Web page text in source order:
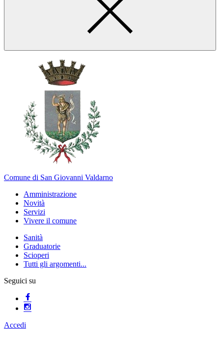
Comune di San Giovanni Valdarno
Amministrazione
Novità
Servizi
Vivere il comune
Sanità
Graduatorie
Scioperi
Tutti gli argomenti...
Seguici su
Accedi